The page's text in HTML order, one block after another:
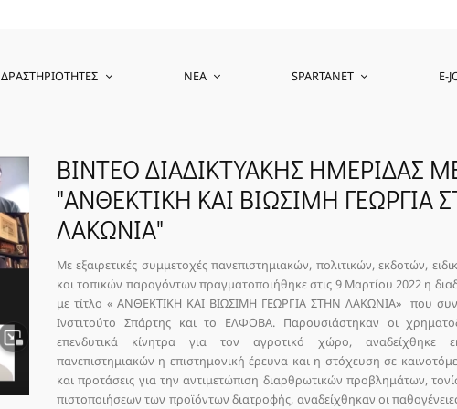
ΔΡΑΣΤΗΡΙΌΤΗΤΕΣ ΝΈΑ SPARTANET E-
ΒΙΝΤΕΟ ΔΙΑΔΙΚΤΥΑΚΗΣ ΗΜΕΡΙΔΑΣ
"ΑΝΘΕΚΤΙΚΗ ΚΑΙ ΒΙΩΣΙΜΗ ΓΕΩΡΓΙΑ
ΛΑΚΩΝΙΑ"
Με εξαιρετικές συμμετοχές πανεπιστημιακών, πολιτικών, εκδοτών,
και τοπικών παραγόντων πραγματοποιήθηκε στις 9 Μαρτίου 2022 η
με τίτλο « ΑΝΘΕΚΤΙΚΗ ΚΑΙ ΒΙΩΣΙΜΗ ΓΕΩΡΓΙΑ ΣΤΗΝ ΛΑΚΩΝΙΑ» που
Ινστιτούτο Σπάρτης και το ΕΛΦΟΒΑ. Παρουσιάστηκαν οι
επενδυτικά κίνητρα για τον αγροτικό χώρο, αναδείχθηκε
πανεπιστημιακών η επιστημονική έρευνα και η στόχευση σε
και προτάσεις για την αντιμετώπιση διαρθρωτικών προβλημάτων,
πιστοποιήσεων των προϊόντων διατροφής, αναδείχθηκαν οι